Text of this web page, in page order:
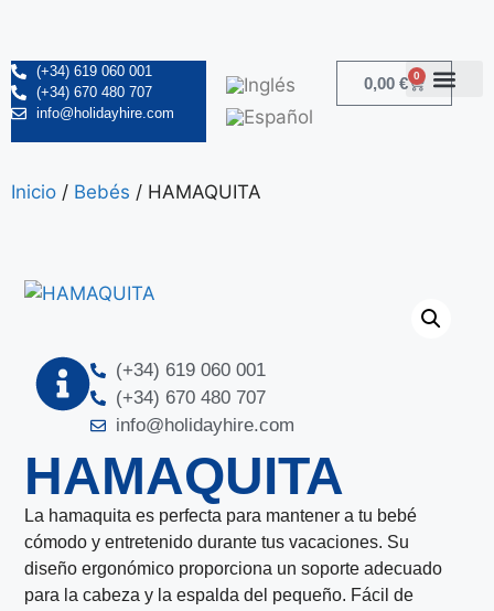
(+34) 619 060 001
(+34) 670 480 707
info@holidayhire.com
0,00€ 0
Inicio / Bebés / HAMAQUITA
(+34) 619 060 001
(+34) 670 480 707
info@holidayhire.com
HAMAQUITA
La hamaquita es perfecta para mantener a tu bebé
cómodo y entretenido durante tus vacaciones. Su
diseño ergonómico proporciona un soporte adecuado
para la cabeza y la espalda del pequeño. Fácil de